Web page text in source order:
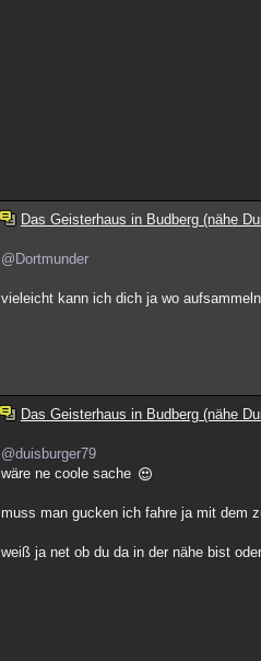
Das Geisterhaus in Budberg (nähe
@Dortmunder
vieleicht kann ich dich ja wo
Das Geisterhaus in Budberg (nähe
@duisburger79
wäre ne coole sache
muss man gucken ich fahre ja mit dem
weiß ja net ob du da in der nähe bist